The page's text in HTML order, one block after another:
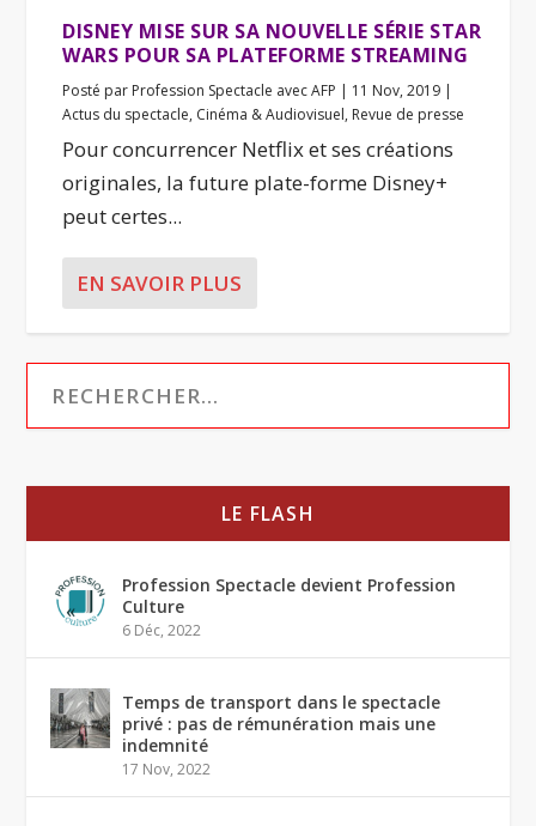
DISNEY MISE SUR SA NOUVELLE SÉRIE STAR
WARS POUR SA PLATEFORME STREAMING
Posté par Profession Spectacle avec AFP | 11 Nov, 2019 |
Actus du spectacle, Cinéma & Audiovisuel, Revue de presse
Pour concurrencer Netflix et ses créations
originales, la future plate-forme Disney+
peut certes...
EN SAVOIR PLUS
LE FLASH
Profession Spectacle devient Profession
Culture
6 Déc, 2022
Temps de transport dans le spectacle
privé : pas de rémunération mais une
indemnité
17 Nov, 2022